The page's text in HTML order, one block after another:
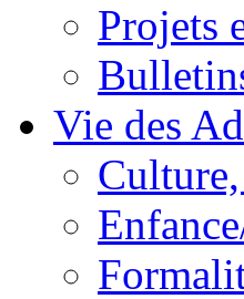
Projets
Vie des